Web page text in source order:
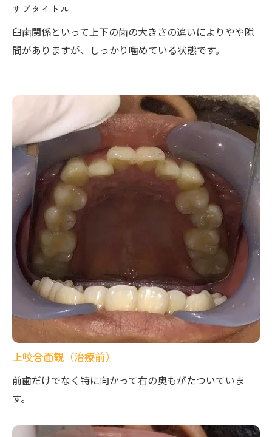
サブタイトル
臼歯関係といって上下の歯の大きさの違いによりやや隙
間がありますが、しっかり噛めている状態です。
上咬合面観（治療前）
前歯だけでなく特に向かって右の奥もがたついていま
す。